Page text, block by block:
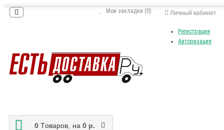
Личный кабинет
Регистрация
Авторизация
Мои закладки (0)
0 Tоваров, на 0 р.